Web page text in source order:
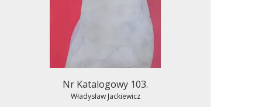
Nr Katalogowy 103.
Władysław Jackiewicz